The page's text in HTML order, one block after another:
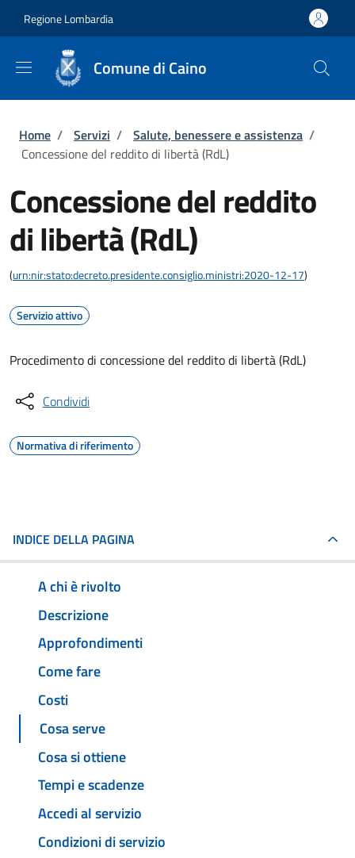
Regione Lombardia
Comune di Caino
Briciole di pane
Home / Servizi / Salute, benessere e assistenza /
Concessione del reddito di libertà (RdL)
Concessione del reddito
di libertà (RdL)
(urn:nir:stato:decreto.presidente.consiglio.ministri:2020-12-17)
Servizio attivo
Procedimento di concessione del reddito di libertà (RdL)
Condividi
Normativa di riferimento
INDICE DELLA PAGINA
A chi è rivolto
Descrizione
Approfondimenti
Come fare
Costi
Cosa serve
Cosa si ottiene
Tempi e scadenze
Accedi al servizio
Condizioni di servizio